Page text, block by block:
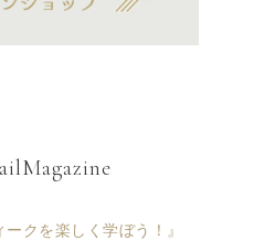
ークを楽しく学ぼう！』